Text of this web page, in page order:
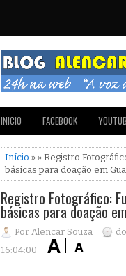
INICIO FACEBOOK
Início » » Registro
básicas para doação em
Registro Fotográfico:
básicas para doação
Por Alencar Souza
16:04:00